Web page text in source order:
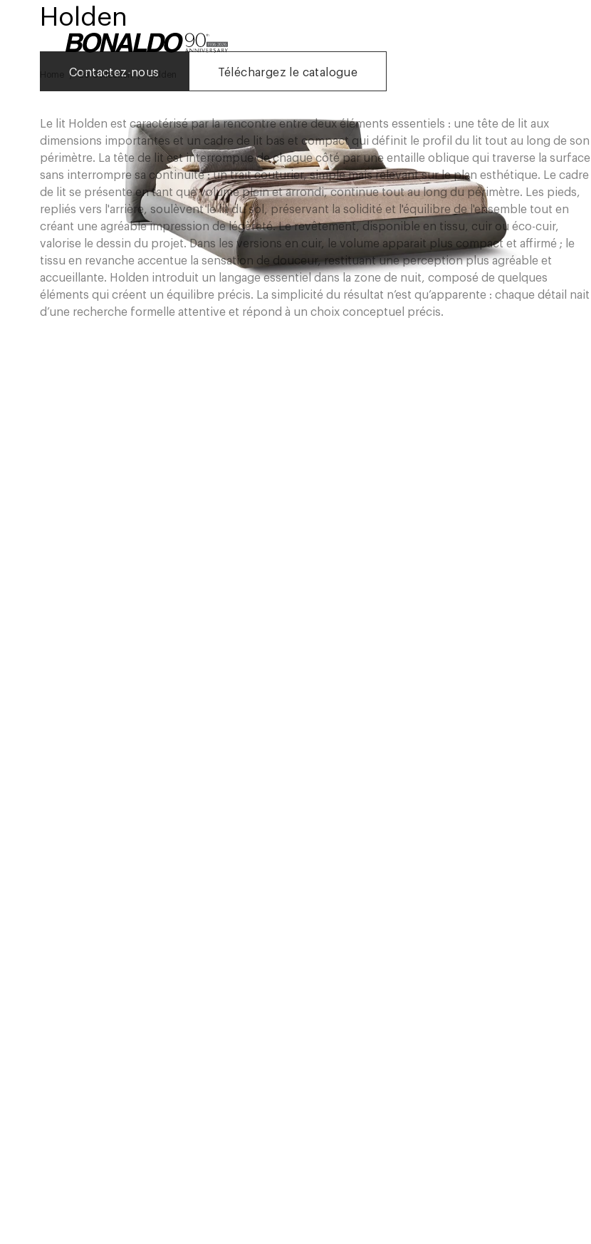
26 Collection Holden
Holden
Contactez-nous Téléchargez le catalogue
Le lit Holden est caractérisé par la rencontre entre deux éléments essentiels : une tête de lit aux
dimensions importantes et un cadre de lit bas et compact qui définit le profil du lit tout au long de son
périmètre. La tête de lit est interrompue de chaque côté par une entaille oblique qui traverse la surface
sans interrompre sa continuité : un trait couturier, simple mais relevant sur le plan esthétique. Le cadre
de lit se présente en tant que volume plein et arrondi, continue tout au long du périmètre. Les pieds,
repliés vers l'arrière, soulèvent le lit du sol, préservant la solidité et l'équilibre de l'ensemble tout en
créant une agréable impression de légèreté. Le revêtement, disponible en tissu, cuir ou éco-cuir,
valorise le dessin du projet. Dans les versions en cuir, le volume apparait plus compact et affirmé ; le
tissu en revanche accentue la sensation de douceur, restituant une perception plus agréable et
accueillante. Holden introduit un langage essentiel dans la zone de nuit, composé de quelques
éléments qui créent un équilibre précis. La simplicité du résultat n’est qu’apparente : chaque détail nait
d’une recherche formelle attentive et répond à un choix conceptuel précis.